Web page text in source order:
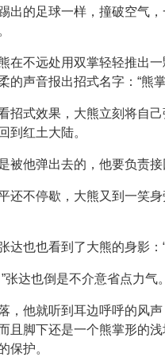
出的足球一样，撞破空气
在不远处用双掌轻轻推出
的声音报出招式名字：“熊
招式效果，大熊立刻将自
到红土大陆。
他弹出去的，他要负责接
还不停歇，大熊又到一笑
达也也看到了大熊的身影：
张达也倒是不介意省点力气。
，他就听到耳边呼呼的风
且脚下还是一个熊掌形的
保护。